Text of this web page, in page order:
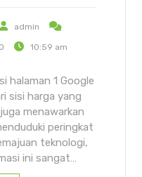
admin
10:59 am
halaman 1 Google
sisi harga yang
menawarkan
peringkat
teknologi,
ini sangat…